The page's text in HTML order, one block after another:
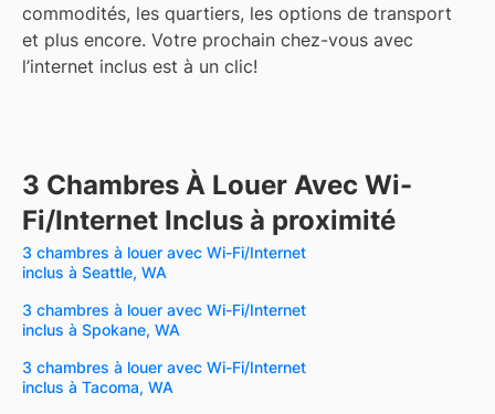
commodités, les quartiers, les options de transport
et plus encore. Votre prochain chez-vous avec
l’internet inclus est à un clic!
3 Chambres À Louer Avec Wi-
Fi/Internet Inclus à proximité
3 chambres à louer avec Wi-Fi/Internet
inclus à Seattle, WA
3 chambres à louer avec Wi-Fi/Internet
inclus à Spokane, WA
3 chambres à louer avec Wi-Fi/Internet
inclus à Tacoma, WA